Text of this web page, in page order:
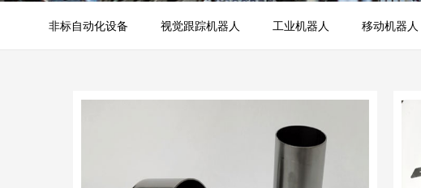
非标自动化设备 视觉跟踪机器人 工业机器人 移动机器人